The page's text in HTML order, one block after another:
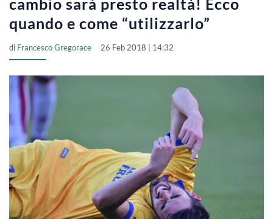
cambio sarà presto realtà! Ecco
quando e come “utilizzarlo”
di Francesco Gregorace 26 Feb 2018 | 14:32